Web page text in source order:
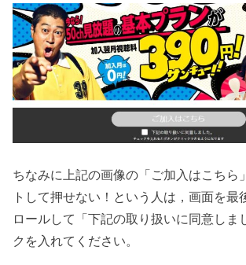
ちなみに上記の画像の「ご加入はこちら
トして押せない！という人は，画面を最
ロールして「下記の取り扱いに同意しま
クを入れてください。